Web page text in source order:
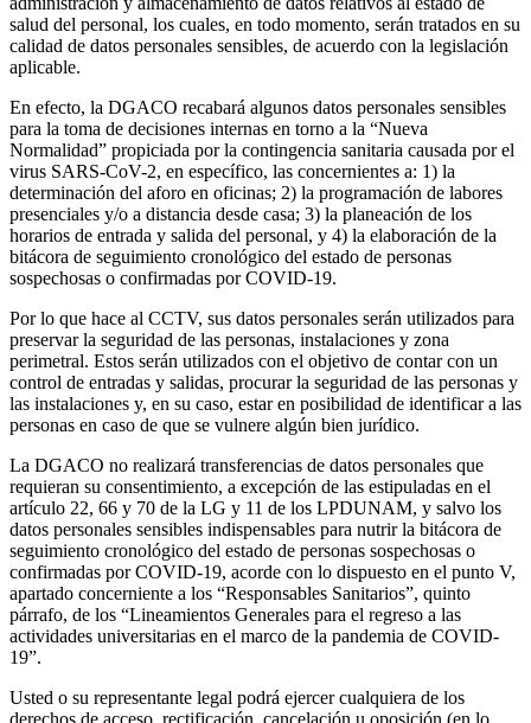
salud del personal, los cuales, en todo momento, serán tratados en su
calidad de datos personales sensibles, de acuerdo con la legislación
aplicable.
En efecto, la DGACO recabará algunos datos personales sensibles
para la toma de decisiones internas en torno a la “Nueva
Normalidad” propiciada por la contingencia sanitaria causada por el
virus SARS-CoV-2, en específico, las concernientes a: 1) la
determinación del aforo en oficinas; 2) la programación de labores
presenciales y/o a distancia desde casa; 3) la planeación de los
horarios de entrada y salida del personal, y 4) la elaboración de la
bitácora de seguimiento cronológico del estado de personas
sospechosas o confirmadas por COVID-19.
Por lo que hace al CCTV, sus datos personales serán utilizados para
preservar la seguridad de las personas, instalaciones y zona
perimetral. Estos serán utilizados con el objetivo de contar con un
control de entradas y salidas, procurar la seguridad de las personas y
las instalaciones y, en su caso, estar en posibilidad de identificar a las
personas en caso de que se vulnere algún bien jurídico.
La DGACO no realizará transferencias de datos personales que
requieran su consentimiento, a excepción de las estipuladas en el
artículo 22, 66 y 70 de la LG y 11 de los LPDUNAM, y salvo los
datos personales sensibles indispensables para nutrir la bitácora de
seguimiento cronológico del estado de personas sospechosas o
confirmadas por COVID-19, acorde con lo dispuesto en el punto V,
apartado concerniente a los “Responsables Sanitarios”, quinto
párrafo, de los “Lineamientos Generales para el regreso a las
actividades universitarias en el marco de la pandemia de COVID-
19”.
Usted o su representante legal podrá ejercer cualquiera de los